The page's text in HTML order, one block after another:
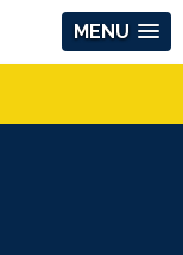
MENU